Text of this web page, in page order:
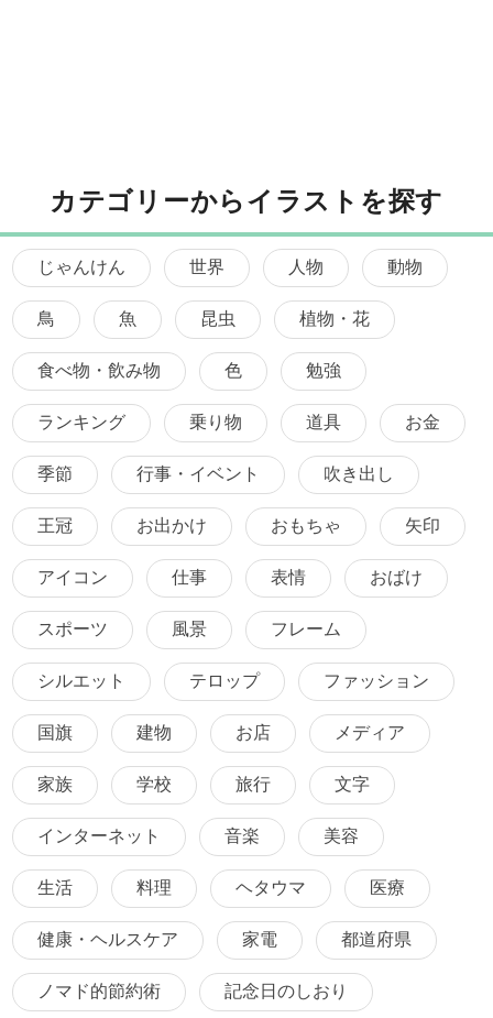
カテゴリーからイラストを探す
じゃんけん 世界 人物 動物
鳥 魚 昆虫 植物・花
食べ物・飲み物 色 勉強
ランキング 乗り物 道具 お金
季節 行事・イベント 吹き出し
王冠 お出かけ おもちゃ 矢印
アイコン 仕事 表情 おばけ
スポーツ 風景 フレーム
シルエット テロップ ファッション
国旗 建物 お店 メディア
家族 学校 旅行 文字
インターネット 音楽 美容
生活 料理 ヘタウマ 医療
健康・ヘルスケア 家電 都道府県
ノマド的節約術 記念日のしおり